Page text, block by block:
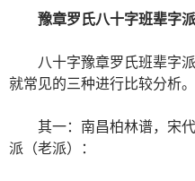
豫章罗氏八十字班辈字派
八十字豫章罗氏班辈字
就常见的三种进行比较分析。
其一：南昌柏林谱，宋
派（老派）：